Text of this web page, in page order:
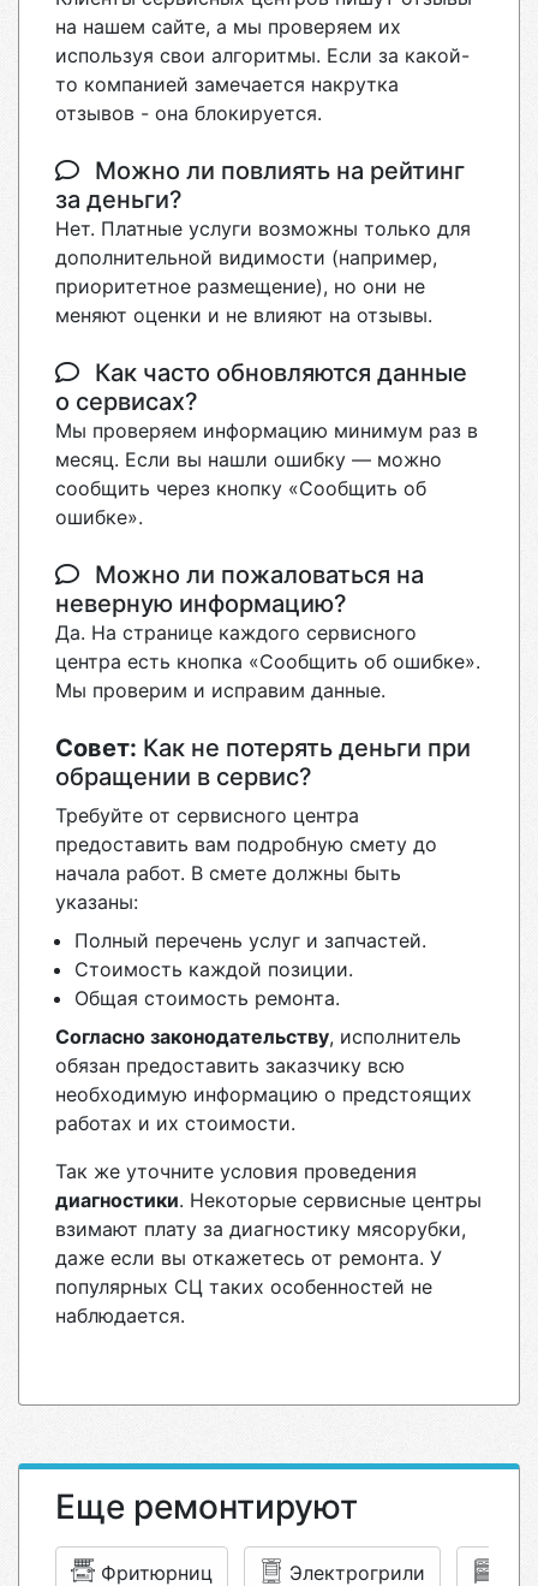
на нашем сайте, а мы проверяем их
используя свои алгоритмы. Если за какой-
то компанией замечается накрутка
отзывов - она блокируется.
Можно ли повлиять на рейтинг
за деньги?
Нет. Платные услуги возможны только для
дополнительной видимости (например,
приоритетное размещение), но они не
меняют оценки и не влияют на отзывы.
Как часто обновляются данные
о сервисах?
Мы проверяем информацию минимум раз в
месяц. Если вы нашли ошибку — можно
сообщить через кнопку «Сообщить об
ошибке».
Можно ли пожаловаться на
неверную информацию?
Да. На странице каждого сервисного
центра есть кнопка «Сообщить об ошибке».
Мы проверим и исправим данные.
Совет: Как не потерять деньги при
обращении в сервис?
Требуйте от сервисного центра
предоставить вам подробную смету до
начала работ. В смете должны быть
указаны:
Полный перечень услуг и запчастей.
Стоимость каждой позиции.
Общая стоимость ремонта.
Согласно законодательству, исполнитель
обязан предоставить заказчику всю
необходимую информацию о предстоящих
работах и их стоимости.
Так же уточните условия проведения
диагностики. Некоторые сервисные центры
взимают плату за диагностику мясорубки,
даже если вы откажетесь от ремонта. У
популярных СЦ таких особенностей не
наблюдается.
Еще ремонтируют
Фритюрниц Электрогрили